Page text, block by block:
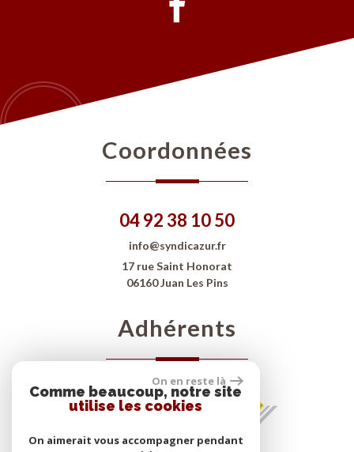
coordonnées
04 92 38 10 50
info@syndicazur.fr
17 rue Saint Honorat
06160 Juan Les Pins
adhérents
On en reste là
Comme beaucoup, notre site
utilise les cookies
On aimerait vous accompagner pendant